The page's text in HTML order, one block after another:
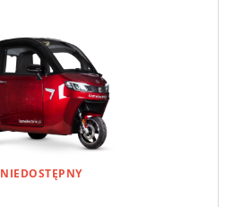
NIEDOSTĘPNY